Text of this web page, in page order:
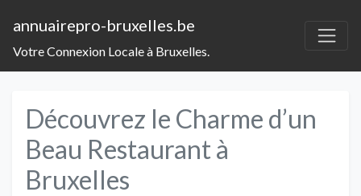
annuairepro-bruxelles.be
Votre Connexion Locale à Bruxelles.
Découvrez le Charme d’un
Beau Restaurant à
Bruxelles